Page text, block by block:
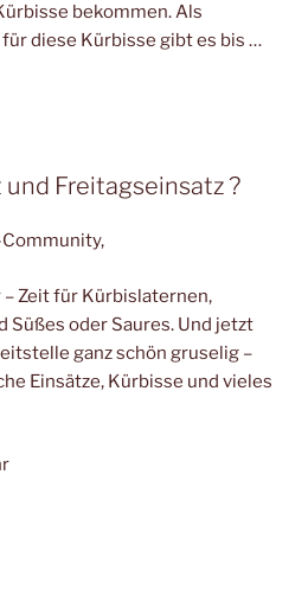
bekommen. Als
diese Kürbisse gibt es bis …
Freitagseinsatz ?
Zeit für Kürbislaternen,
Süßes oder Saures. Und jetzt
ganz schön gruselig –
Einsätze, Kürbisse und vieles